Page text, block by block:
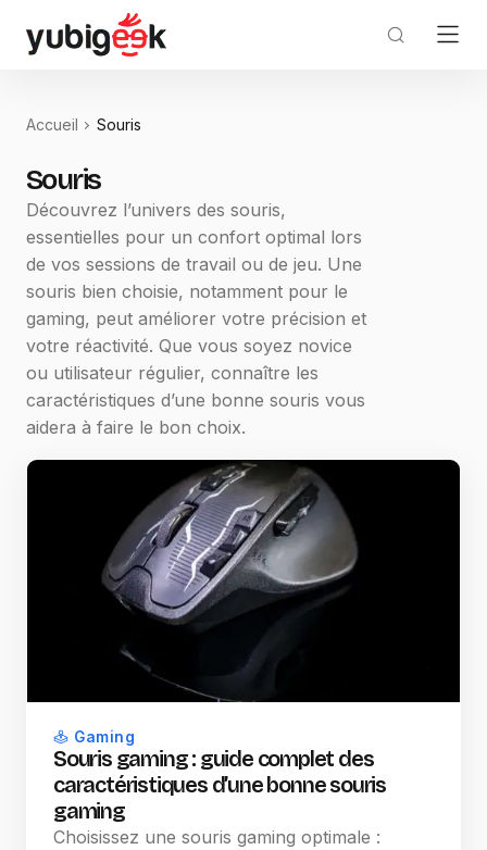
Accueil Souris
Souris
Découvrez l’univers des souris,
essentielles pour un confort optimal lors
de vos sessions de travail ou de jeu. Une
souris bien choisie, notamment pour le
gaming, peut améliorer votre précision et
votre réactivité. Que vous soyez novice
ou utilisateur régulier, connaître les
caractéristiques d’une bonne souris vous
aidera à faire le bon choix.
Gaming
Souris gaming : guide complet des
caractéristiques d’une bonne souris
gaming
Choisissez une souris gaming optimale :